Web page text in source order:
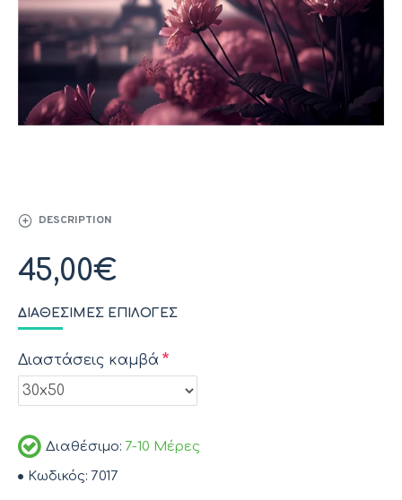
DESCRIPTION
Διαθέσιμο: 7-10 Μέρες
Κωδικός: 7017
45,00€
ΔΙΑΘΈΣΙΜΕΣ ΕΠΙΛΟΓΈΣ
Διαστάσεις καμβά